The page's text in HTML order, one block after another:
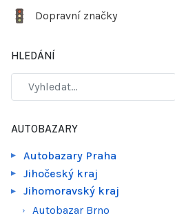
Dopravní značky
HLEDÁNÍ
AUTOBAZARY
Autobazary Praha
Jihočeský kraj
Jihomoravský kraj
Autobazar Brno